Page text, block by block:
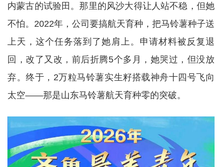
内蒙古的试验田。那里的风沙大得让人站不稳，但她
不怕。2022年，公司要搞航天育种，把马铃薯种子送
上天，这个任务落到了她肩上。申请材料被反复退
回，改了又改，前后折腾5个多月，她哭过，但没放
弃。终于，2万粒马铃薯实生籽搭载神舟十四号飞向
太空——那是山东马铃薯航天育种零的突破。